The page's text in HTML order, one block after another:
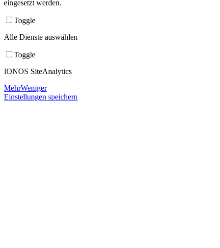
eingesetzt werden.
Toggle
Alle Dienste auswählen
Toggle
IONOS SiteAnalytics
MehrWeniger
Einstellungen speichern